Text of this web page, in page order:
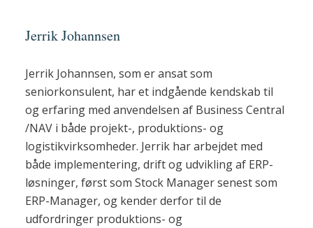
Jerrik Johannsen
Jerrik Johannsen, som er ansat som
seniorkonsulent, har et indgående kendskab til
og erfaring med anvendelsen af Business Central
/NAV i både projekt-, produktions- og
logistikvirksomheder. Jerrik har arbejdet med
både implementering, drift og udvikling af ERP-
løsninger, først som Stock Manager senest som
ERP-Manager, og kender derfor til de
udfordringer produktions- og